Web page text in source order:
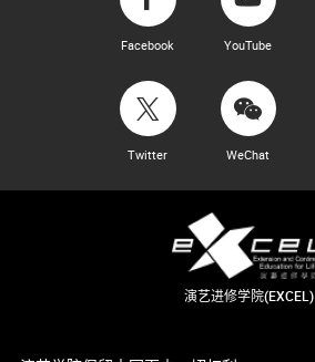
Facebook YouTube
Twitter WeChat
演艺进修学院(EXCEL)